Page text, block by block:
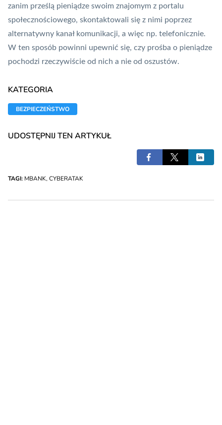
zanim prześlą pieniądze swoim znajomym z portalu
społecznościowego, skontaktowali się z nimi poprzez
alternatywny kanał komunikacji, a więc np. telefonicznie.
W ten sposób powinni upewnić się, czy prośba o pieniądze
pochodzi rzeczywiście od nich a nie od oszustów.
KATEGORIA
BEZPIECZEŃSTWO
UDOSTĘPNIJ TEN ARTYKUŁ
TAGI: MBANK, CYBERATAK